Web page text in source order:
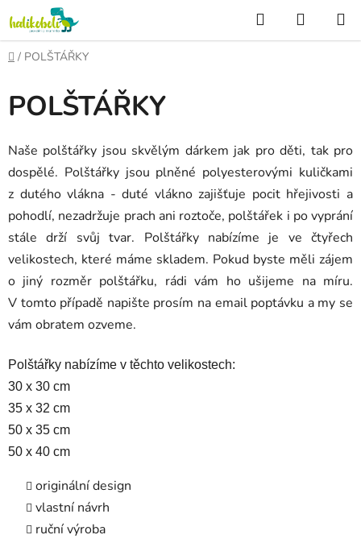
na
obsah
Hledat
KOŠÍK
Domů
/ POLŠTÁŘKY
POLŠTÁŘKY
Naše polštářky jsou skvělým dárkem jak pro děti, tak pro
dospělé. Polštářky jsou plněné polyesterovými kuličkami
z dutého vlákna - duté vlákno zajišťuje pocit hřejivosti a
pohodlí, nezadržuje prach ani roztoče, polštářek i po vyprání
stále drží svůj tvar. Polštářky nabízíme je ve čtyřech
velikostech, které máme skladem. Pokud byste měli zájem
o jiný rozměr polštářku, rádi vám ho ušijeme na míru.
V tomto případě napište prosím na email poptávku a my se
vám obratem ozveme.
Polštářky nabízíme v těchto velikostech:
30 x 30 cm
35 x 32 cm
50 x 35 cm
50 x 40 cm
originální design
vlastní návrh
ruční výroba